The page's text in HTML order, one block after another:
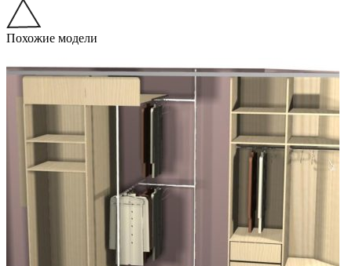
Похожие модели